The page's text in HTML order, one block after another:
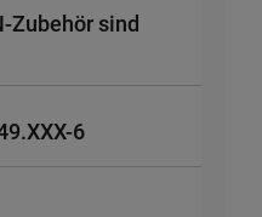
Zubehör sind
6